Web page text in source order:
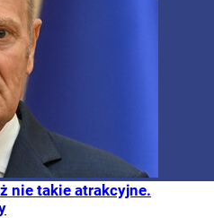
nie takie atrakcyjne.